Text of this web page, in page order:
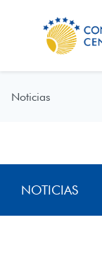
NOTICIAS